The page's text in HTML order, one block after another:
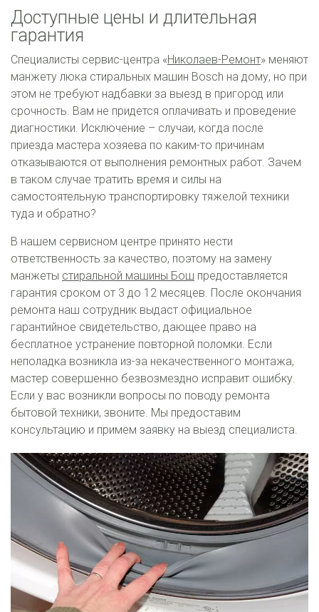
Доступные цены и длительная
гарантия
Специалисты сервис-центра «Николаев-Ремонт» меняют
манжету люка стиральных машин Bosch на дому, но при
этом не требуют надбавки за выезд в пригород или
срочность. Вам не придется оплачивать и проведение
диагностики. Исключение – случаи, когда после
приезда мастера хозяева по каким-то причинам
отказываются от выполнения ремонтных работ. Зачем
в таком случае тратить время и силы на
самостоятельную транспортировку тяжелой техники
туда и обратно?
В нашем сервисном центре принято нести
ответственность за качество, поэтому на замену
манжеты стиральной машины Бош предоставляется
гарантия сроком от 3 до 12 месяцев. После окончания
ремонта наш сотрудник выдаст официальное
гарантийное свидетельство, дающее право на
бесплатное устранение повторной поломки. Если
неполадка возникла из-за некачественного монтажа,
мастер совершенно безвозмездно исправит ошибку.
Если у вас возникли вопросы по поводу ремонта
бытовой техники, звоните. Мы предоставим
консультацию и примем заявку на выезд специалиста.